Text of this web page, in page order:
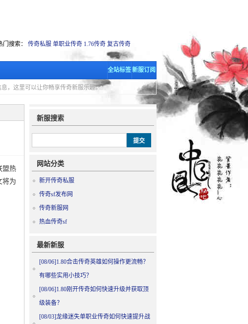
门搜索： 传奇私服 单职业传奇 1.76传奇 复古传奇
全站标签新服订阅
，这里可以让你畅享传奇新服乐趣。
盟热
将为
新服搜索
网站分类
新开传奇私服
传奇sf发布网
传奇新服网
热血传奇sf
最新新服
[08/06]1.80合击传奇英雄如何操作更流畅？
有哪些实用小技巧？
[08/06]1.80刚开传奇如何快速升级并获取顶
级装备？
[08/03]龙缘迷失单职业传奇如何快速提升战